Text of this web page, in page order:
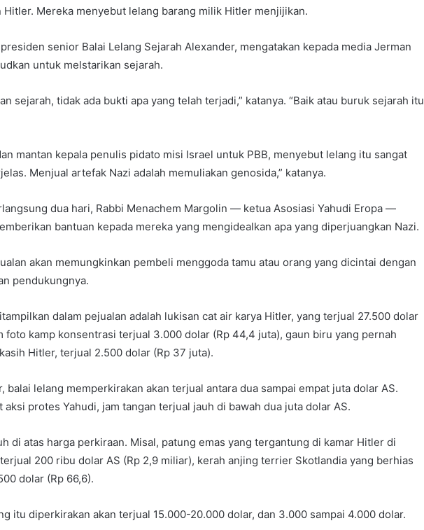
Hitler. Mereka menyebut lelang barang milik Hitler menjijikan.
senior Balai Lelang Sejarah Alexander, mengatakan kepada media Jerman
untuk melstarikan sejarah.
sejarah, tidak ada bukti apa yang telah terjadi,” katanya. “Baik atau buruk sejarah itu
mantan kepala penulis pidato misi Israel untuk PBB, menyebut lelang itu sangat
Menjual artefak Nazi adalah memuliakan genosida,” katanya.
dua hari, Rabbi Menachem Margolin — ketua Asosiasi Yahudi Eropa —
bantuan kepada mereka yang mengidealkan apa yang diperjuangkan Nazi.
akan memungkinkan pembeli menggoda tamu atau orang yang dicintai dengan
pendukungnya.
dalam pejualan adalah lukisan cat air karya Hitler, yang terjual 27.500 dolar
foto kamp konsentrasi terjual 3.000 dolar (Rp 44,4 juta), gaun biru yang pernah
Hitler, terjual 2.500 dolar (Rp 37 juta).
balai lelang memperkirakan akan terjual antara dua sampai empat juta dolar AS.
aksi protes Yahudi, jam tangan terjual jauh di bawah dua juta dolar AS.
di atas harga perkiraan. Misal, patung emas yang tergantung di kamar Hitler di
200 ribu dolar AS (Rp 2,9 miliar), kerah anjing terrier Skotlandia yang berhias
dolar (Rp 66,6).
itu diperkirakan akan terjual 15.000-20.000 dolar, dan 3.000 sampai 4.000 dolar.